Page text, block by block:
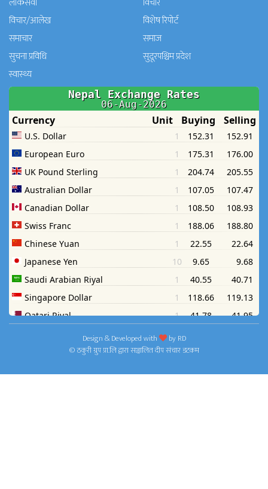
विचार/आलेख
विशेष रिपोर्ट
समाचार
समाज
सुचना प्रविधि
सुदूरपश्चिम प्रदेश
स्वास्थ्य
Design & Developed with byRD
© ठकुरी ग्रुप प्रा.लि द्वारा सञ्चालित दीप संचार डटकम